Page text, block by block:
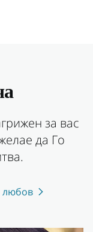
за вас
да Го
любов